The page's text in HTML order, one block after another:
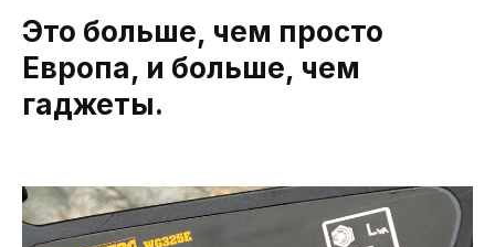
Это больше, чем просто
Европа, и больше, чем
гаджеты.